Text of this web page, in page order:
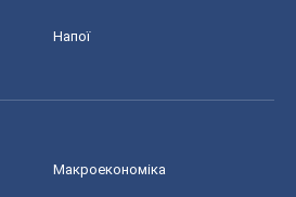
Напої
Макроекономіка